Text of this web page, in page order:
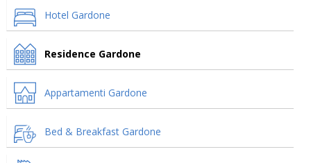
Hotel Gardone
Residence Gardone
Appartamenti Gardone
Bed & Breakfast Gardone